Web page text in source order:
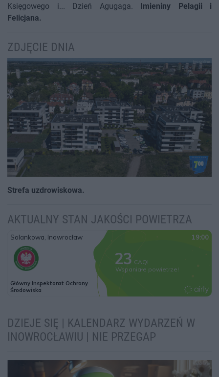
Księgowego i... Dzień Agugaga.
Imieniny Pelagii i
Felicjana.
ZDJĘCIE DNIA
Strefa uzdrowiskowa.
AKTUALNY STAN JAKOŚCI POWIETRZA
DZIEJE SIĘ | KALENDARZ WYDARZEŃ W
INOWROCŁAWIU | NIE PRZEGAP